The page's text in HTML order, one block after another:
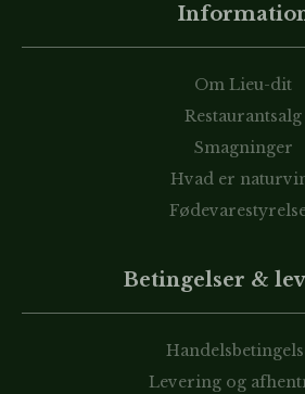
Om Lieu-dit
Restaurantsalg
Smagninger
Hvad er
Betingelser &
Levering og